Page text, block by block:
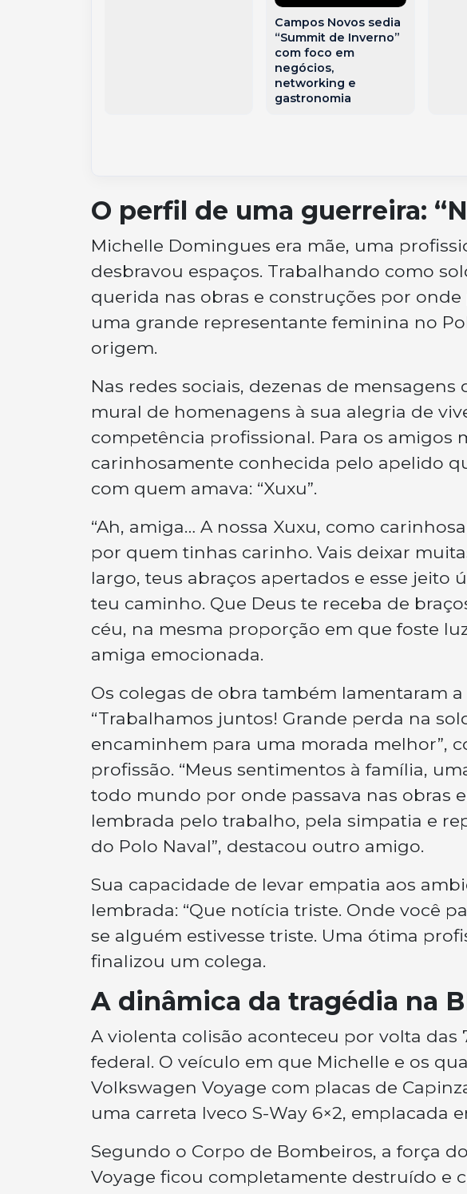
Campos Novos sedia
“Summit de Inverno”
com foco em
negócios,
networking e
gastronomia
O perfil de uma guerreira:
Michelle Domingues era mãe, uma
desbravou espaços. Trabalhando como
querida nas obras e construções por onde
uma grande representante feminina no
origem.
Nas redes sociais, dezenas de
mural de homenagens à sua alegria de
competência profissional. Para os amigos
carinhosamente conhecida pelo apelido
com quem amava: “Xuxu”.
“Ah, amiga… A nossa Xuxu, como
por quem tinhas carinho. Vais deixar
largo, teus abraços apertados e esse jeito
teu caminho. Que Deus te receba de
céu, na mesma proporção em que foste
amiga emocionada.
Os colegas de obra também lamentaram
“Trabalhamos juntos! Grande perda na
encaminhem para uma morada melhor”,
profissão. “Meus sentimentos à família,
todo mundo por onde passava nas obras
lembrada pelo trabalho, pela simpatia e
do Polo Naval”, destacou outro amigo.
Sua capacidade de levar empatia aos
lembrada: “Que notícia triste. Onde você
se alguém estivesse triste. Uma ótima
finalizou um colega.
A dinâmica da tragédia na
A violenta colisão aconteceu por volta das
federal. O veículo em que Michelle e os
Volkswagen Voyage com placas de
uma carreta Iveco S-Way 6×2, emplacada
Segundo o Corpo de Bombeiros, a força
Voyage ficou completamente destruído e